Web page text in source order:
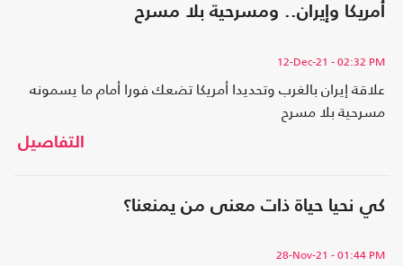
أمريكا وإيران.. ومسرحية بلا مسرح
12-Dec-21 - 02:32 PM
علاقة إيران بالغرب وتحديدا أمريكا تضعك فورا أمام ما يسمونه
مسرحية بلا مسرح
التفاصيل
كي نحيا حياة ذات معنى من يمنعنا؟
28-Nov-21 - 01:44 PM